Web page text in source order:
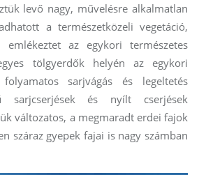
levő nagy, művelésre alkalmatlan
a természetközeli vegetáció,
az egykori természetes
tölgyerdők helyén az egykori
sarjvágás és legeltetés
sarjcserjések és nyílt cserjések
változatos, a megmaradt erdei fajok
száraz gyepek fajai is nagy számban